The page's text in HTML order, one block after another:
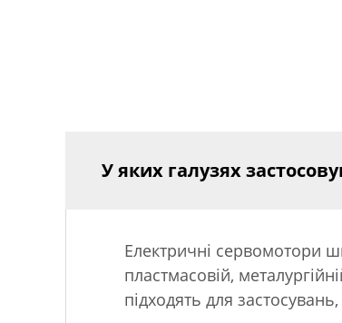
У яких галузях
Електричні сервомотори
пластмасовій,
підходять для